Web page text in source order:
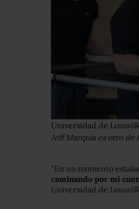
Universidad de
Jeff Marquis es otro de
"En un momento
caminando por mi
Universidad de